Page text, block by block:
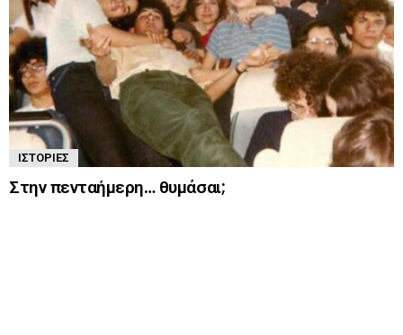
ΙΣΤΟΡΊΕΣ
Στην πενταήμερη… θυμάσαι;